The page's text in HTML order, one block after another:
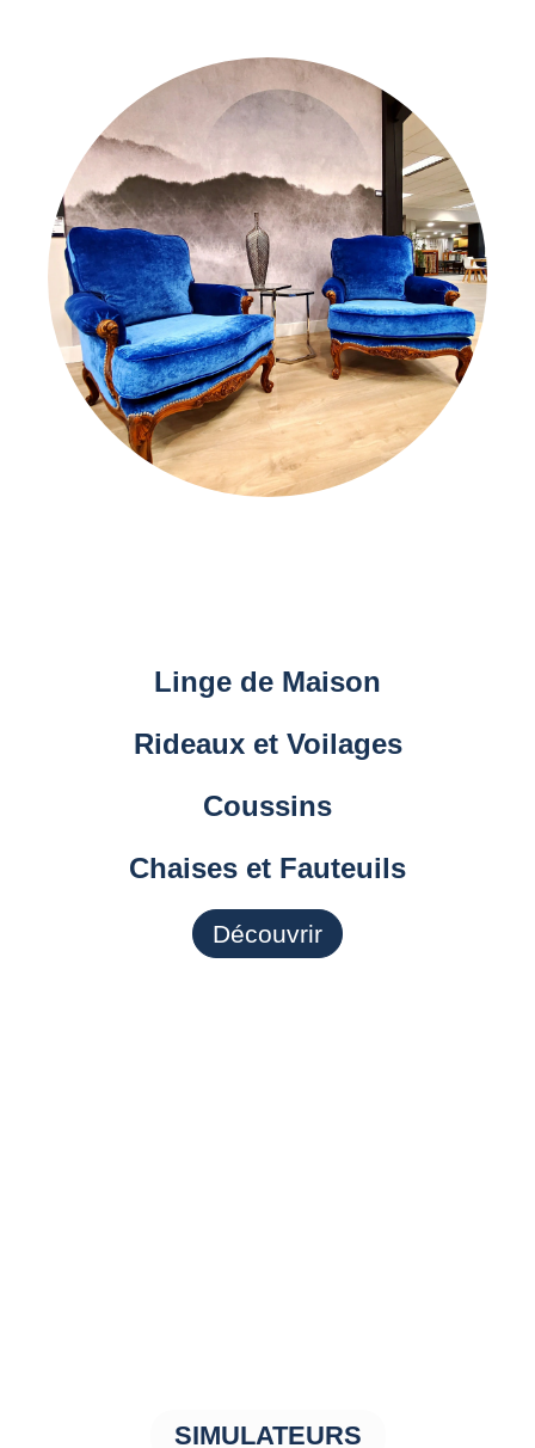
Linge de Maison
Rideaux et Voilages
Coussins
Chaises et Fauteuils
Découvrir
SIMULATEURS